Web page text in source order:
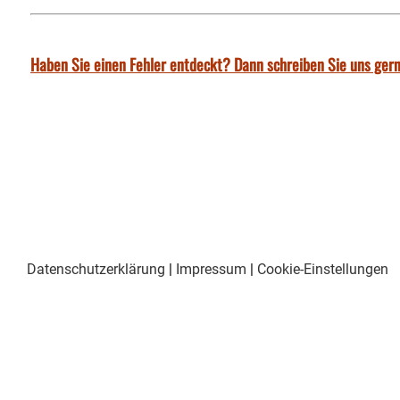
Haben Sie einen Fehler entdeckt? Dann schreiben Sie uns
Datenschutzerklärung | Impressum | Cookie-Einstellungen